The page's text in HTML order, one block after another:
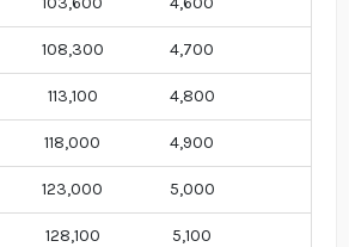
108,300 4,700
113,100 4,800
118,000 4,900
123,000 5,000
128,100 5,100